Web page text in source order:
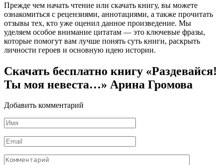
Прежде чем начать чтение или скачать книгу, вы можете
ознакомиться с рецензиями, аннотациями, а также прочитать
отзывы тех, кто уже оценил данное произведение. Мы
уделяем особое внимание цитатам — это ключевые фразы,
которые помогут вам лучше понять суть книги, раскрыть
личности героев и основную идею истории.
Скачать бесплатно книгу «Раздевайся!
Ты моя невеста…» Арина Громова
Добавить комментарий
Имя
*
Email
*
Комментарий